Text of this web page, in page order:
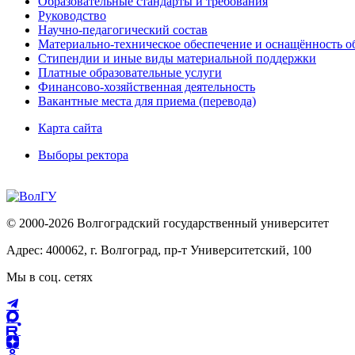
Руководство
Научно-педагогический состав
Материально-техническое обеспечение и оснащённость
Стипендии и иные виды материальной поддержки
Платные образовательные услуги
Финансово-хозяйственная деятельность
Вакантные места для приема (перевода)
Карта сайта
Выборы ректора
© 2000-2026 Волгоградский государственный университет
Адрес: 400062, г. Волгоград, пр-т Университетский, 100
Мы в соц. сетях